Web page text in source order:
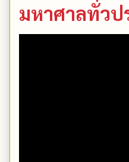
มหาศาลทั่วป